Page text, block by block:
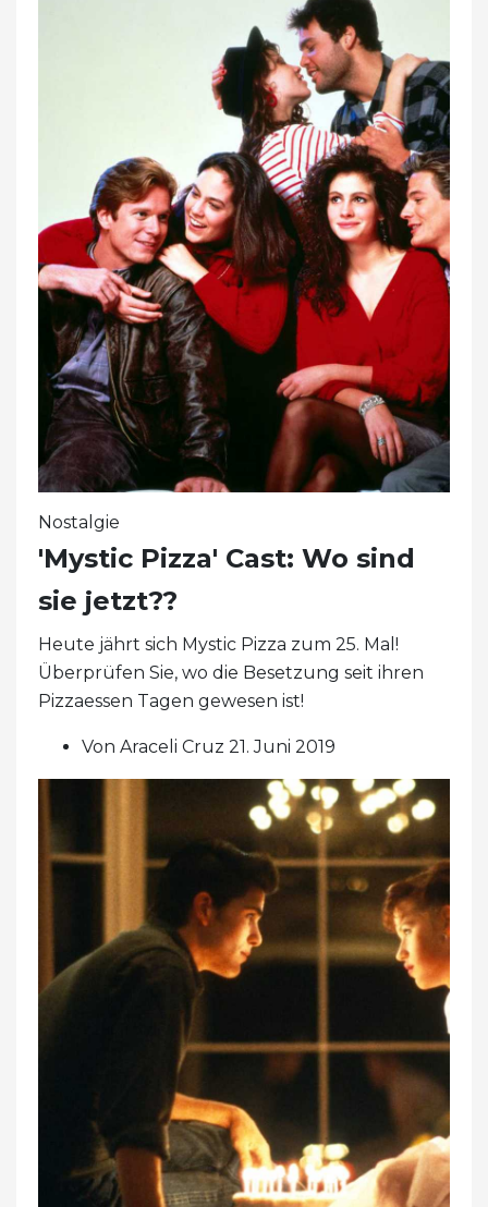
Nostalgie
'Mystic Pizza' Cast: Wo sind
sie jetzt??
Heute jährt sich Mystic Pizza zum 25. Mal!
Überprüfen Sie, wo die Besetzung seit ihren
Pizzaessen Tagen gewesen ist!
Von Araceli Cruz 21. Juni 2019